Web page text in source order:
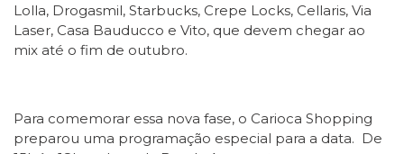
Lolla, Drogasmil, Starbucks, Crepe Locks, Cellaris, Via
Laser, Casa Bauducco e Vito, que devem chegar ao
mix até o fim de outubro.
Para comemorar essa nova fase, o Carioca Shopping
preparou uma programação especial para a data. De